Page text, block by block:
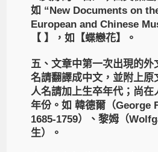
如 “New Documents on
European and Chinese
【 】，如【蝶戀花】。
五、文章中第一次出現的外
名請翻譯成中文，並附上原
人名請加上生卒年代；尚在
年份。如 韓德爾（George
1685-1759）、黎姆（
生）。